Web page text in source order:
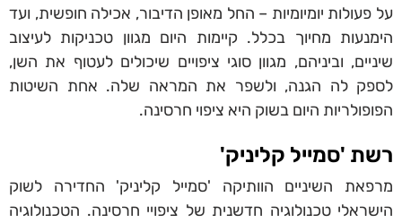
על פעולות יומיומיות – החל מאופן הדיבור, אכילה חופשית, ועד
הימנעות מחיוך בכלל. קיימות היום מגוון טכניקות לעיצוב
שיניים, וביניהם, מגוון סוגי ציפויים שיכולים לעטוף את השן,
לספק לה הגנה, ולשפר את המראה שלה. אחת השיטות
הפופולריות היום בשוק היא ציפוי חרסינה.
רשת 'סמייל קליניק'
מרפאת השיניים הוותיקה 'סמייל קליניק' החדירה לשוק
הישראלי טכנולוגיה חדשנית של ציפויי חרסינה. הטכנולוגיה